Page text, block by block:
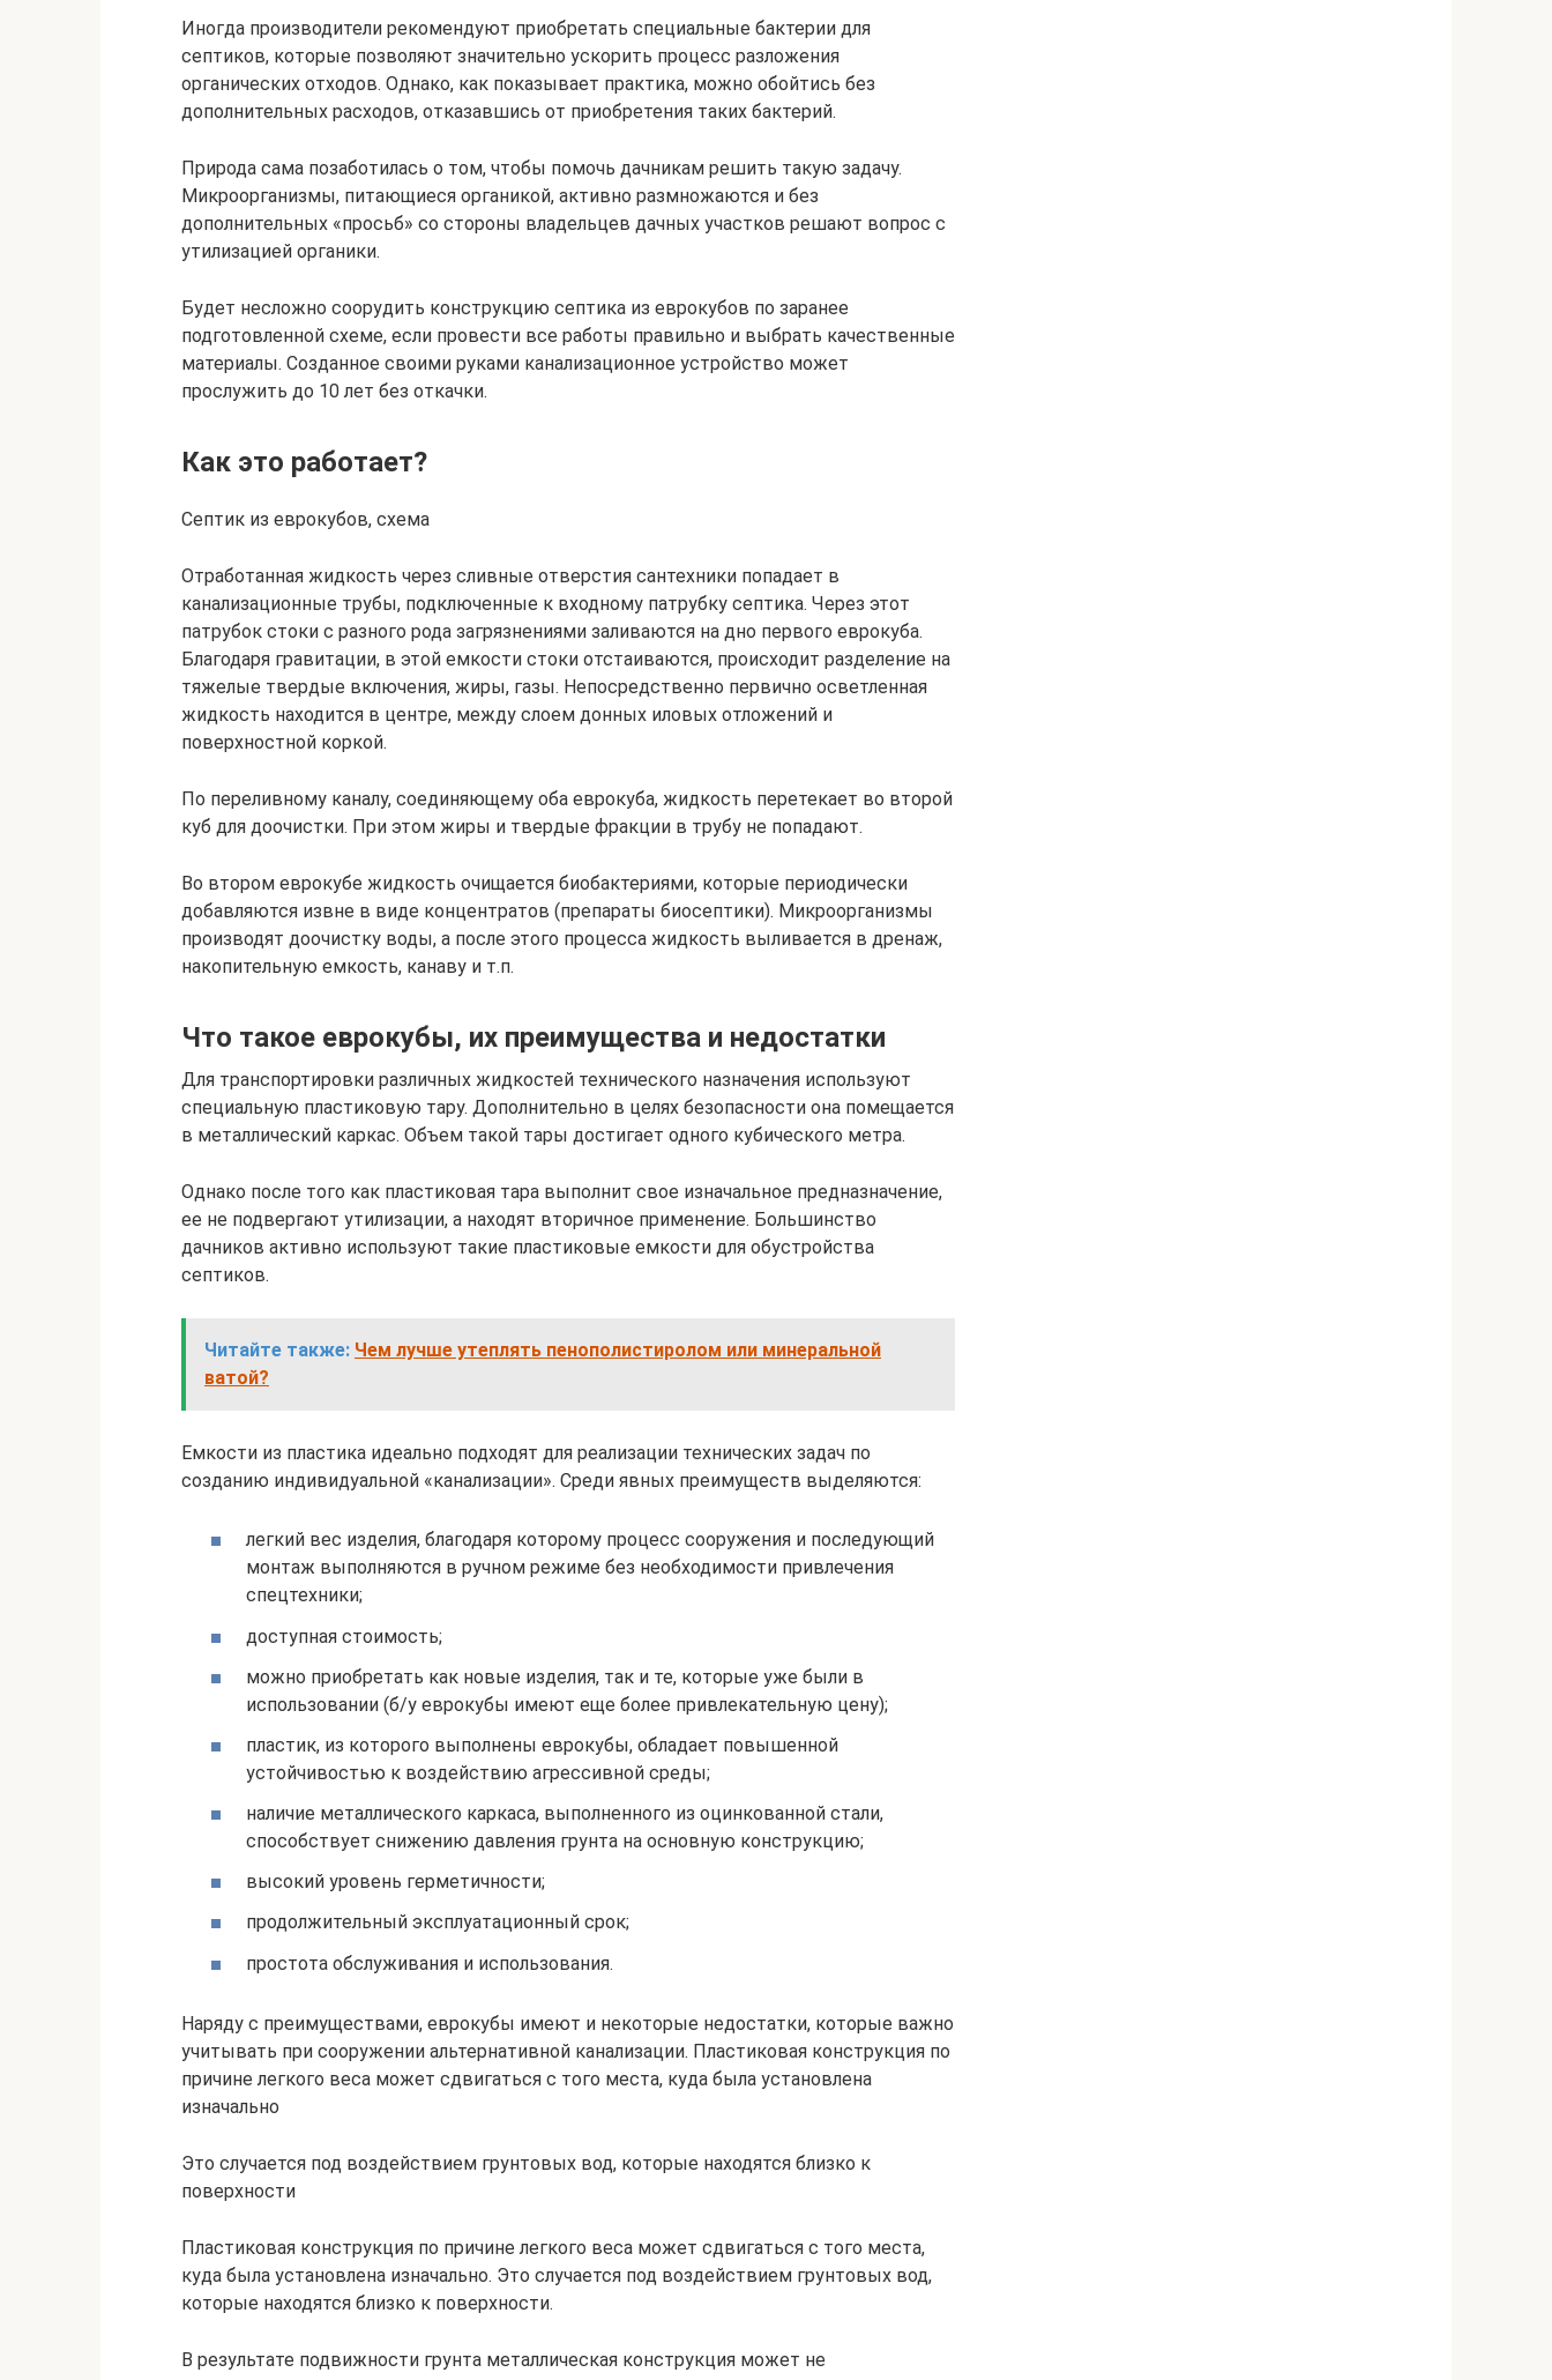
Иногда производители рекомендуют приобретать специальные бактерии для
септиков, которые позволяют значительно ускорить процесс разложения
органических отходов. Однако, как показывает практика, можно обойтись без
дополнительных расходов, отказавшись от приобретения таких бактерий.
Природа сама позаботилась о том, чтобы помочь дачникам решить такую задачу.
Микроорганизмы, питающиеся органикой, активно размножаются и без
дополнительных «просьб» со стороны владельцев дачных участков решают вопрос с
утилизацией органики.
Будет несложно соорудить конструкцию септика из еврокубов по заранее
подготовленной схеме, если провести все работы правильно и выбрать качественные
материалы. Созданное своими руками канализационное устройство может
прослужить до 10 лет без откачки.
Как это работает?
Септик из еврокубов, схема
Отработанная жидкость через сливные отверстия сантехники попадает в
канализационные трубы, подключенные к входному патрубку септика. Через этот
патрубок стоки с разного рода загрязнениями заливаются на дно первого еврокуба.
Благодаря гравитации, в этой емкости стоки отстаиваются, происходит разделение на
тяжелые твердые включения, жиры, газы. Непосредственно первично осветленная
жидкость находится в центре, между слоем донных иловых отложений и
поверхностной коркой.
По переливному каналу, соединяющему оба еврокуба, жидкость перетекает во второй
куб для доочистки. При этом жиры и твердые фракции в трубу не попадают.
Во втором еврокубе жидкость очищается биобактериями, которые периодически
добавляются извне в виде концентратов (препараты биосептики). Микроорганизмы
производят доочистку воды, а после этого процесса жидкость выливается в дренаж,
накопительную емкость, канаву и т.п.
Что такое еврокубы, их преимущества и недостатки
Для транспортировки различных жидкостей технического назначения используют
специальную пластиковую тару. Дополнительно в целях безопасности она помещается
в металлический каркас. Объем такой тары достигает одного кубического метра.
Однако после того как пластиковая тара выполнит свое изначальное предназначение,
ее не подвергают утилизации, а находят вторичное применение. Большинство
дачников активно используют такие пластиковые емкости для обустройства
септиков.
Читайте также: Чем лучше утеплять пенополистиролом или минеральной
ватой?
Емкости из пластика идеально подходят для реализации технических задач по
созданию индивидуальной «канализации». Среди явных преимуществ выделяются:
легкий вес изделия, благодаря которому процесс сооружения и последующий
монтаж выполняются в ручном режиме без необходимости привлечения
спецтехники;
доступная стоимость;
можно приобретать как новые изделия, так и те, которые уже были в
использовании (б/у еврокубы имеют еще более привлекательную цену);
пластик, из которого выполнены еврокубы, обладает повышенной
устойчивостью к воздействию агрессивной среды;
наличие металлического каркаса, выполненного из оцинкованной стали,
способствует снижению давления грунта на основную конструкцию;
высокий уровень герметичности;
продолжительный эксплуатационный срок;
простота обслуживания и использования.
Наряду с преимуществами, еврокубы имеют и некоторые недостатки, которые важно
учитывать при сооружении альтернативной канализации. Пластиковая конструкция по
причине легкого веса может сдвигаться с того места, куда была установлена
изначально
Это случается под воздействием грунтовых вод, которые находятся близко к
поверхности
Пластиковая конструкция по причине легкого веса может сдвигаться с того места,
куда была установлена изначально. Это случается под воздействием грунтовых вод,
которые находятся близко к поверхности.
В результате подвижности грунта металлическая конструкция может не